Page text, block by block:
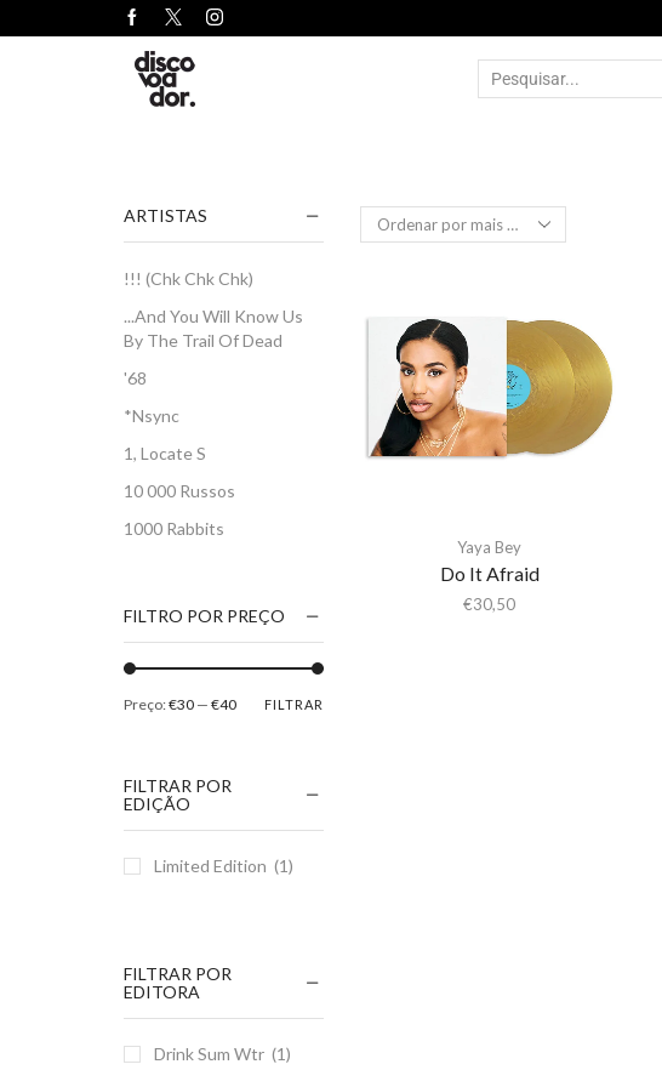
Yaya Bey
Do It Afraid
€30,50
ARTISTAS
!!! (Chk Chk Chk)
...And You Will Know Us
By The Trail Of Dead
'68
*Nsync
1, Locate S
10 000 Russos
1000 Rabbits
5 Seconds Of Summer
50 Foot Wave
65daysofstatic
7038634357
81355
90 Day Men
A Place to Bury
Strangers
A Song For You
FILTRO POR PREÇO
FILTRAR
Preço:€30 — €40
FILTRAR POR
EDIÇÃO
Limited Edition (1)
FILTRAR POR
EDITORA
Drink Sum Wtr (1)